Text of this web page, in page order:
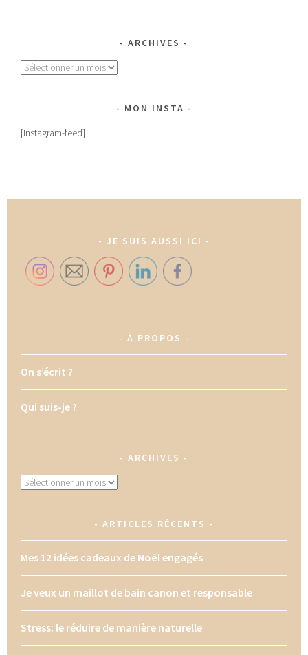
ARCHIVES
Archives
MON INSTA
[instagram-feed]
JE SUIS AUSSI ICI
À PROPOS
On s’écrit ?
Qui suis-je ?
ARCHIVES
Archives
ARTICLES RÉCENTS
Mes 12 idées cadeaux de Noël engagés
Je veux un maillot de bain canon et responsable
Stress: le réduire de manière naturelle